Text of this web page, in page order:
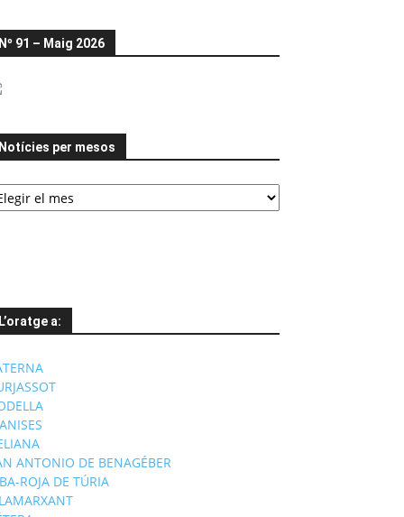
Nº 91 – Maig 2026
Notícies per mesos
L’oratge a:
ANTONIO DE BENAGÉBER
ROJA DE TÚRIA